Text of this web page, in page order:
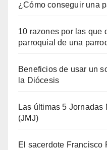
¿Cómo conseguir una
10 razones por las que
parroquial de una
Beneficios de usar un
la Diócesis
Las últimas 5 Jornadas
(JMJ)
El sacerdote Francisco